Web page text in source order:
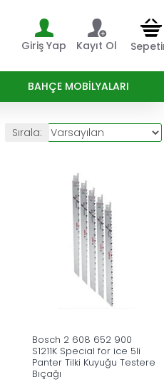
Giriş Yap Kayıt Ol
BAHÇE MOBILYALARI
Sırala:
Bosch 2 608 652 900
S1211K Special for ice 5li
Panter Tilki Kuyuğu Testere
Bıçağı